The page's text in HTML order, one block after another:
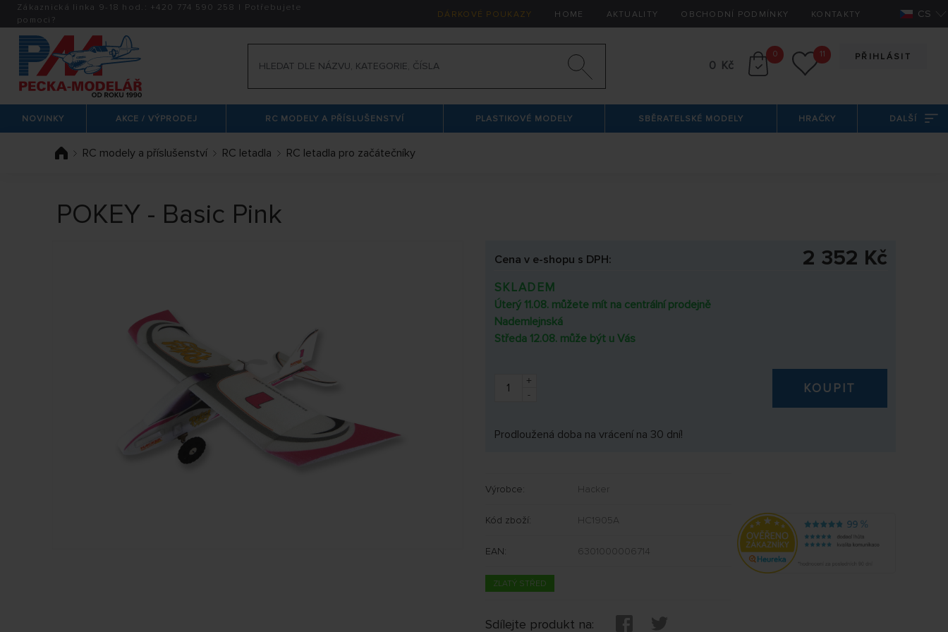
Zákaznická linka 9-18 hod.: +420 774 590 258 | Potřebujete
pomoci?
DÁRKOVÉ POUKAZY HOME AKTUALITY OBCHODNÍ PODMÍNKY KONTAKTY CS
PŘIHLÁSIT
0 Kč
0 11
NOVINKY AKCE / VÝPRODEJ RC MODELY A PŘÍSLUŠENSTVÍ PLASTIKOVÉ MODELY SBĚRATELSKÉ MODELY HRAČKY DALŠÍ
RC modely a příslušenství RC letadla RC letadla pro začátečníky
POKEY - Basic Pink
Cena v e-shopu s DPH: 2 352 Kč
SKLADEM
Úterý 11.08. můžete mít na centrální prodejně
Nademlejnská
Středa 12.08. může být u Vás
+
-
KOUPIT
Prodloužená doba na vrácení na 30 dní!
Výrobce: Hacker
Kód zboží: HC1905A
EAN: 6301000006714
ZLATÝ STŘED
Sdílejte produkt na: